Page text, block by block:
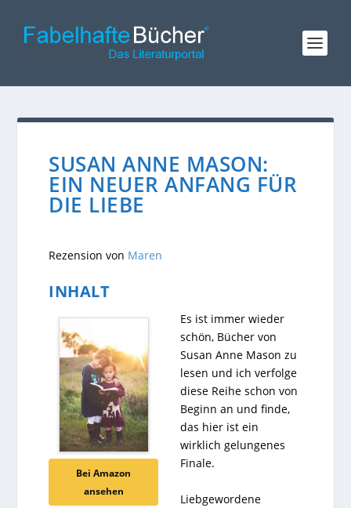
SUSAN ANNE MASON:
EIN NEUER ANFANG FÜR
DIE LIEBE
Rezension von Maren
INHALT
Bei Amazon
ansehen
Es ist immer wieder
schön, Bücher von
Susan Anne Mason zu
lesen und ich verfolge
diese Reihe schon von
Beginn an und finde,
das hier ist ein
wirklich gelungenes
Finale.
Liebgewordene